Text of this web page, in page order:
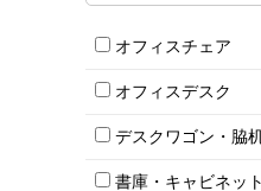
オフィスチェア
肘付きチェア
肘無しチェア
役員チェア
オフィスチェアそ
オフィスデスク
片袖机
フリーアドレス
昇降デスク
デスクワゴン・脇
インワゴン2段
書庫・キャビネット